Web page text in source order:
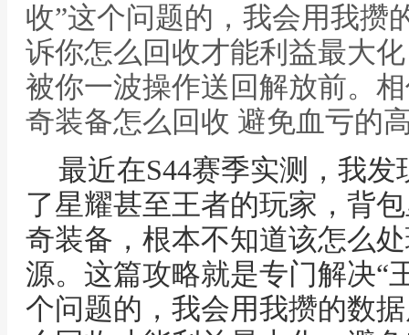
收”这个问题的，我会用我攒
诉你怎么回收才能利益最大
被你一波操作送回解放前。
奇装备怎么回收 避免血亏的
最近在S44赛季实测，我
了星耀甚至王者的玩家，背
奇装备，根本不知道该怎么
源。这篇攻略就是专门解决“
个问题的，我会用我攒的数